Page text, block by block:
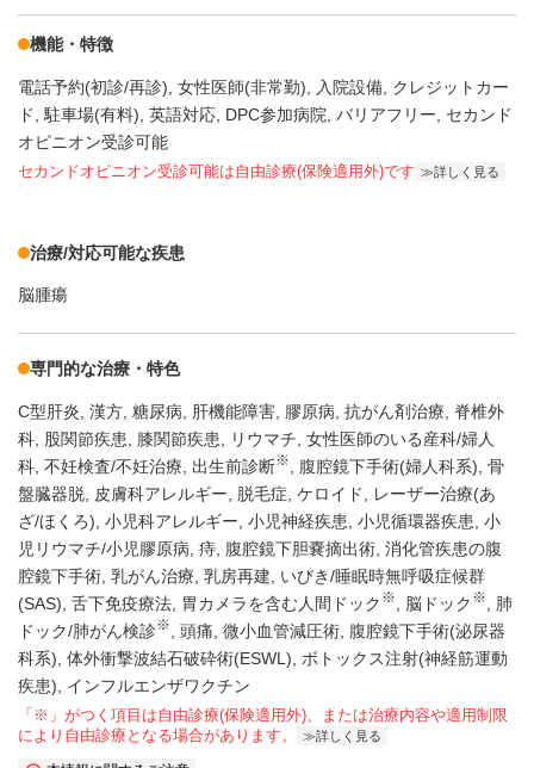
機能・特徴
電話予約(初診/再診) 女性医師(非常勤) 入院設備 クレジットカー
ド
駐車場(有料) 英語対応 DPC参加病院 バリアフリー
セカンド
オピニオン受診可能
セカンドオピニオン受診可能は自由診療(保険適用外)です 詳しく見る
治療/対応可能な疾患
脳腫瘍
専門的な治療・特色
C型肝炎 漢方 糖尿病 肝機能障害 膠原病 抗がん剤治療
脊椎外
科
股関節疾患 膝関節疾患 リウマチ 女性医師のいる産科/婦人
科 不妊検査/不妊治療 出生前診断※ 腹腔鏡下手術(婦人科系) 骨
盤臓器脱
皮膚科アレルギー 脱毛症 ケロイド
レーザー治療(あ
ざ/ほくろ) 小児科アレルギー 小児神経疾患 小児循環器疾患 小
児リウマチ/小児膠原病 痔 腹腔鏡下胆嚢摘出術 消化管疾患の腹
腔鏡下手術 乳がん治療 乳房再建
いびき/睡眠時無呼吸症候群
(SAS) 舌下免疫療法 胃カメラを含む人間ドック ※ 脳ドック ※
肺
ドック/肺がん検診※ 頭痛 微小血管減圧術 腹腔鏡下手術(泌尿器
科系) 体外衝撃波結石破砕術(ESWL)
ボトックス注射(神経筋運動
疾患)
インフルエンザワクチン
「※」がつく項目は自由診療(保険適用外)、または治療内容や適用制限
により自由診療となる場合があります。
詳しく見る